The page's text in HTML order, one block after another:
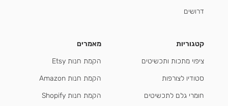
דרושים
קטגוריות
ציפוי מתכות ותכשיטים
סטודיו לצורפות
חומרי גלם לתכשיטים
מאמרים
הקמת חנות Etsy
הקמת חנות Amazon
הקמת חנות Shopify